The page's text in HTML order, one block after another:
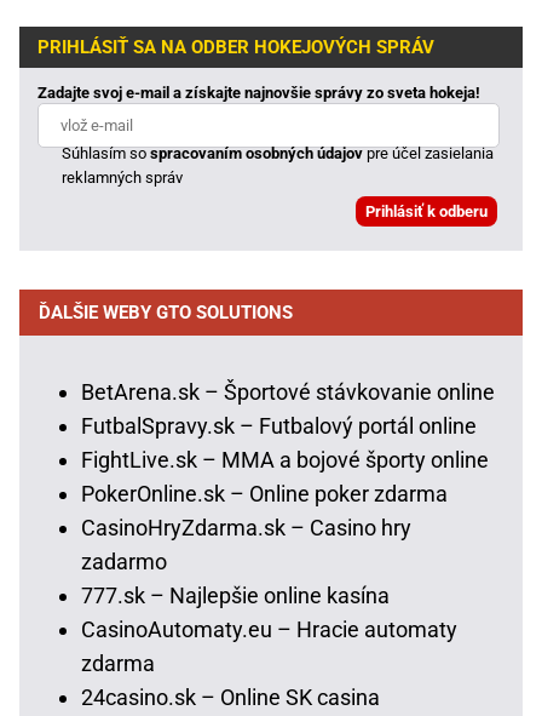
PRIHLÁSIŤ SA NA ODBER HOKEJOVÝCH SPRÁV
Zadajte svoj e-mail a získajte najnovšie správy zo sveta hokeja!
Súhlasím sospracovaním osobných údajovpre účel zasielania
reklamných správ
ĎALŠIE WEBY GTO SOLUTIONS
BetArena.sk – Športové stávkovanie online
FutbalSpravy.sk – Futbalový portál online
FightLive.sk – MMA a bojové športy online
PokerOnline.sk – Online poker zdarma
CasinoHryZdarma.sk – Casino hry
zadarmo
777.sk – Najlepšie online kasína
CasinoAutomaty.eu – Hracie automaty
zdarma
24casino.sk – Online SK casina